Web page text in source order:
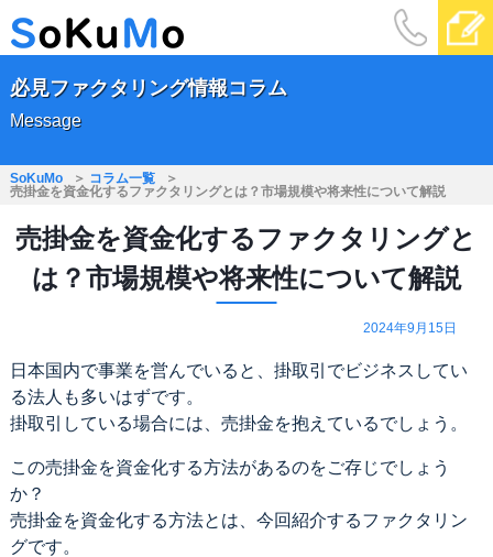
必見ファクタリング情報コラム
Message
SoKuMo
コラム一覧
売掛金を資金化するファクタリングとは？市場規模や将来性について解説
売掛金を資金化するファクタリングと
は？市場規模や将来性について解説
2024年9月15日
日本国内で事業を営んでいると、掛取引でビジネスしてい
る法人も多いはずです。
掛取引している場合には、売掛金を抱えているでしょう。
この売掛金を資金化する方法があるのをご存じでしょう
か？
売掛金を資金化する方法とは、今回紹介するファクタリン
グです。